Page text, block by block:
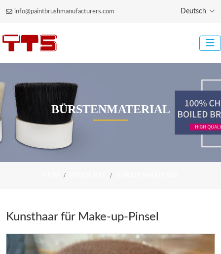
info@paintbrushmanufacturers.com Deutsch
BÜRSTENMATERIAL
Kunsthaar für Make-up-Pinsel